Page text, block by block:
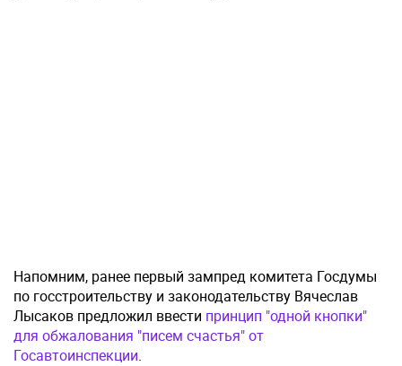
Напомним, ранее первый зампред комитета Госдумы
по госстроительству и законодательству Вячеслав
Лысаков предложил ввести принцип "одной кнопки"
для обжалования "писем счастья" от
Госавтоинспекции.